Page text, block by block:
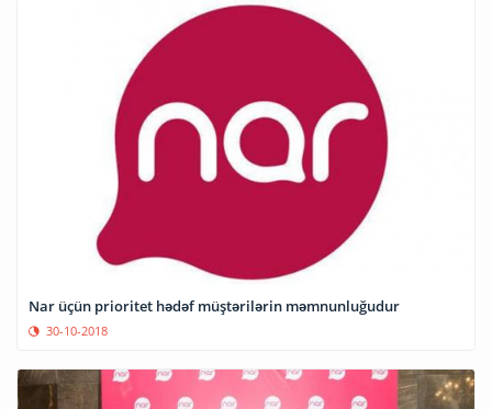
Nar üçün prioritet hədəf müştərilərin məmnunluğudur
30-10-2018